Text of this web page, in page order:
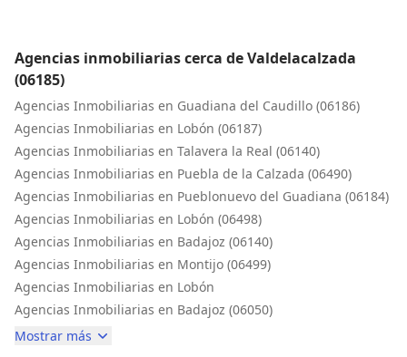
Agencias inmobiliarias cerca de Valdelacalzada
(06185)
Agencias Inmobiliarias en Guadiana del Caudillo (06186)
Agencias Inmobiliarias en Lobón (06187)
Agencias Inmobiliarias en Talavera la Real (06140)
Agencias Inmobiliarias en Puebla de la Calzada (06490)
Agencias Inmobiliarias en Pueblonuevo del Guadiana (06184)
Agencias Inmobiliarias en Lobón (06498)
Agencias Inmobiliarias en Badajoz (06140)
Agencias Inmobiliarias en Montijo (06499)
Agencias Inmobiliarias en Lobón
Agencias Inmobiliarias en Badajoz (06050)
Mostrar más